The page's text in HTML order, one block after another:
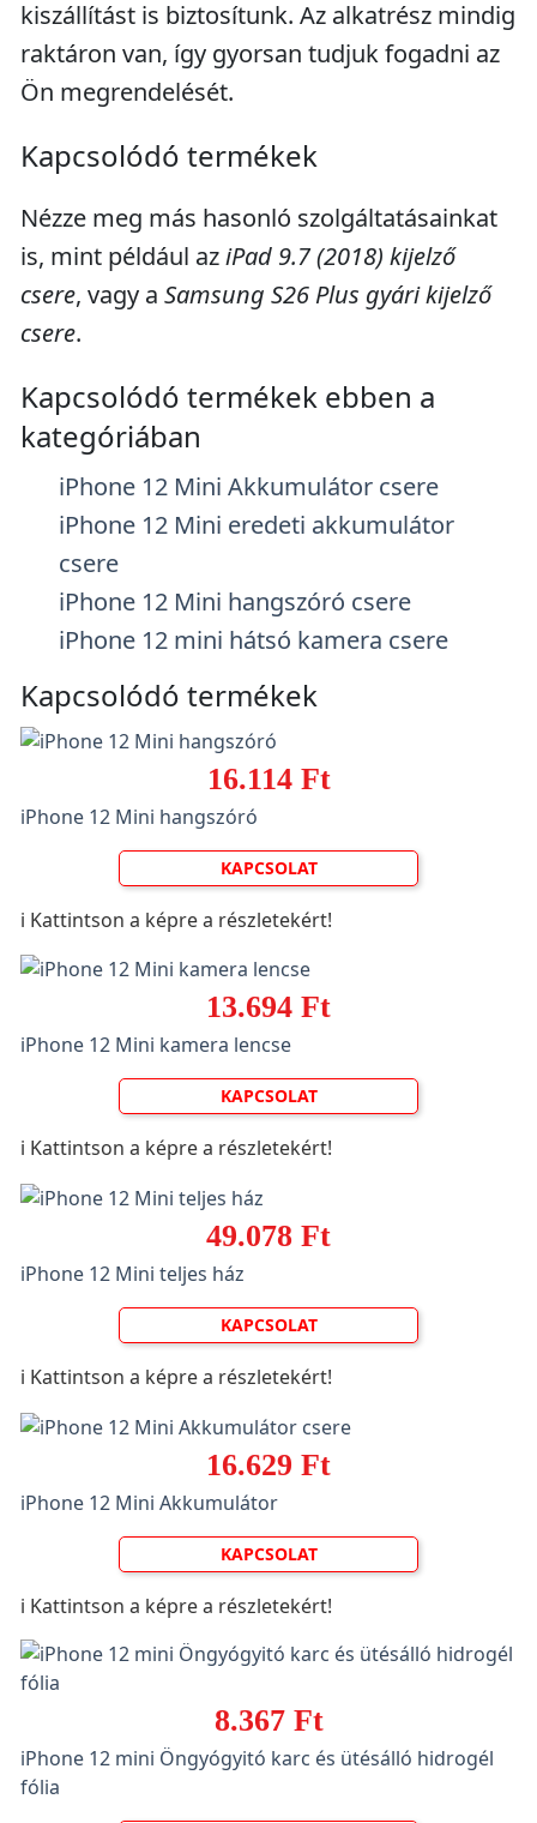
kiszállítást is biztosítunk. Az alkatrész mindig
raktáron van, így gyorsan tudjuk fogadni az
Ön megrendelését.
Kapcsolódó termékek
Nézze meg más hasonló szolgáltatásainkat
is, mint például aziPad 9.7 (2018) kijelző
csere, vagy a Samsung S26 Plus gyári kijelző
csere.
Kapcsolódó termékek ebben a
kategóriában
iPhone 12 Mini Akkumulátor csere
iPhone 12 Mini eredeti akkumulátor
csere
iPhone 12 Mini hangszóró csere
iPhone 12 mini hátsó kamera csere
Kapcsolódó termékek
16.114 Ft
iPhone 12 Mini hangszóró
KAPCSOLAT
ℹ️ Kattintson a képre a részletekért!
13.694 Ft
iPhone 12 Mini kamera lencse
KAPCSOLAT
ℹ️ Kattintson a képre a részletekért!
49.078 Ft
iPhone 12 Mini teljes ház
KAPCSOLAT
ℹ️ Kattintson a képre a részletekért!
16.629 Ft
iPhone 12 Mini Akkumulátor
KAPCSOLAT
ℹ️ Kattintson a képre a részletekért!
8.367 Ft
iPhone 12 mini Öngyógyitó karc és ütésálló hidrogél
fólia